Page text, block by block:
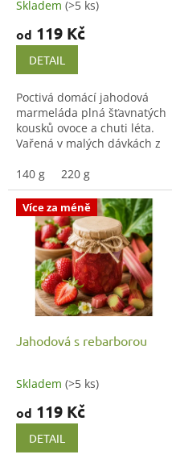
Skladem (>5 ks)
od 119 Kč
DETAIL
Poctivá domácí jahodová
marmeláda plná šťavnatých
kousků ovoce a chuti léta.
Vařená v malých dávkách z
zbytečné chemie a s
důrazem na poctivou
domácí...
140 g 220 g
Více za méně
Jahodová s rebarborou
Skladem (>5 ks)
od 119 Kč
DETAIL